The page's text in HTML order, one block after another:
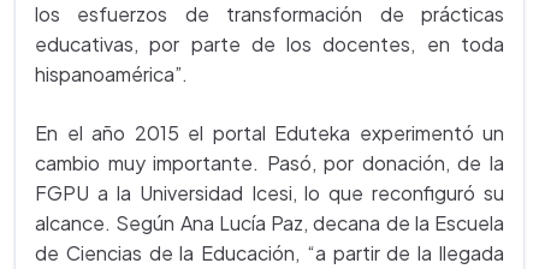
los esfuerzos de transformación de prácticas
educativas, por parte de los docentes, en toda
hispanoamérica”.
En el año 2015 el portal Eduteka experimentó un
cambio muy importante. Pasó, por donación, de la
FGPU a la Universidad Icesi, lo que reconfiguró su
alcance. Según Ana Lucía Paz, decana de la Escuela
de Ciencias de la Educación, “a partir de la llegada